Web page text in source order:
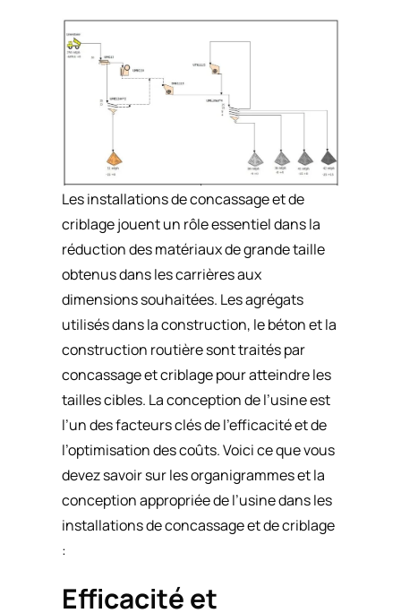
Les installations de concassage et de
criblage jouent un rôle essentiel dans la
réduction des matériaux de grande taille
obtenus dans les carrières aux
dimensions souhaitées. Les agrégats
utilisés dans la construction, le béton et la
construction routière sont traités par
concassage et criblage pour atteindre les
tailles cibles. La conception de l’usine est
l’un des facteurs clés de l’efficacité et de
l’optimisation des coûts. Voici ce que vous
devez savoir sur les organigrammes et la
conception appropriée de l’usine dans les
installations de concassage et de criblage
:
Efficacité et